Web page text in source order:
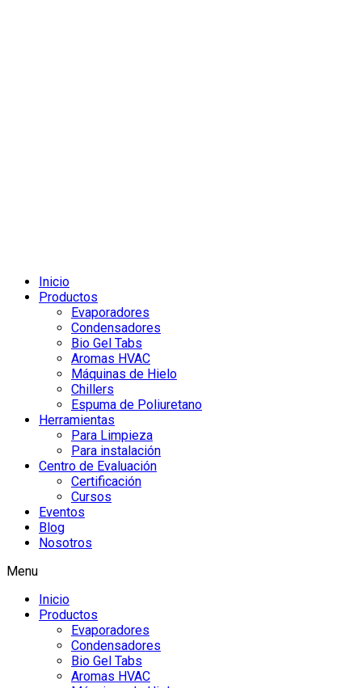
Inicio
Productos
Evaporadores
Condensadores
Bio Gel Tabs
Aromas HVAC
Máquinas de Hielo
Chillers
Espuma de Poliuretano
Herramientas
Para Limpieza
Para instalación
Centro de Evaluación
Certificación
Cursos
Eventos
Blog
Nosotros
Menu
Inicio
Productos
Evaporadores
Condensadores
Bio Gel Tabs
Aromas HVAC